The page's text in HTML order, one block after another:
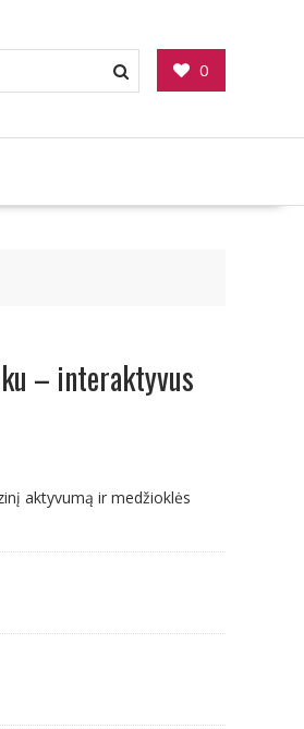
0
– interaktyvus
aktyvumą ir medžioklės